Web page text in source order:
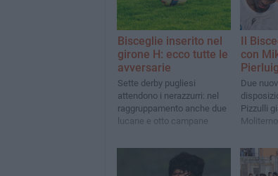
Bisceglie inserito nel
girone H: ecco tutte le
avversarie
Sette derby pugliesi
attendono i nerazzurri: nel
raggruppamento anche due
lucane e otto campane
Il
con
Due
Pizzulli
Moliterno